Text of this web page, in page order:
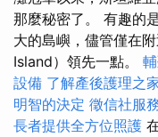
那麼秘密了。 有趣的
大的島嶼，儘管僅在
Island）領先一點。
設備 了解產後護理之
明智的決定 徵信社服
長者提供全方位照護